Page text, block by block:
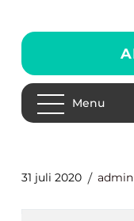
Menu
31 juli 2020 admin